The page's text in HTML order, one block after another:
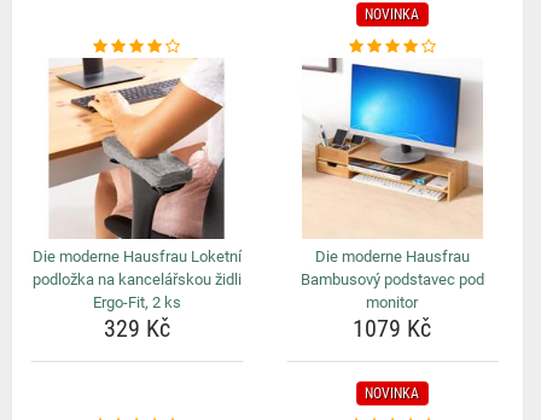
Die moderne Hausfrau Loketní
podložka na kancelářskou židli
Ergo-Fit, 2 ks
329 Kč
NOVINKA
Die moderne Hausfrau
Bambusový podstavec pod
monitor
1079 Kč
NOVINKA